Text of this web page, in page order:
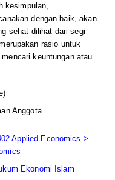
kesimpulan,
dengan baik, akan
sehat dilihat dari segi
rasio untuk
keuntungan atau
Anggota
Applied Economics >
Ekonomi Islam